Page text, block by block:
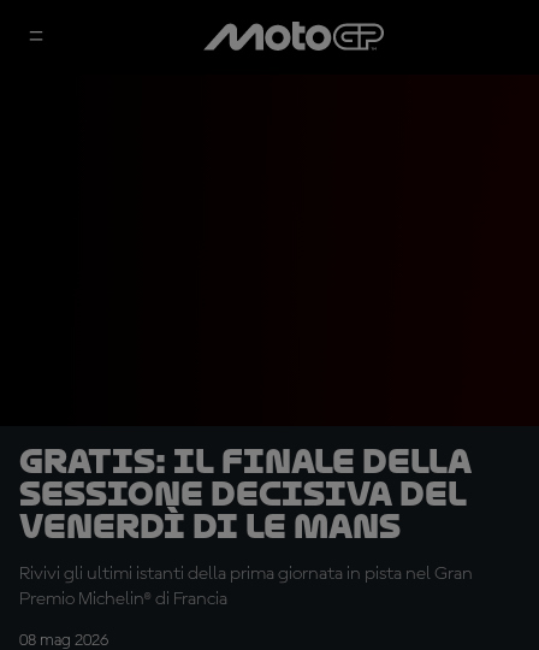
GRATIS: il finale della
sessione decisiva del
venerdì di Le Mans
Rivivi gli ultimi istanti della prima giornata in pista nel Gran
Premio Michelin® di Francia
08 mag 2026